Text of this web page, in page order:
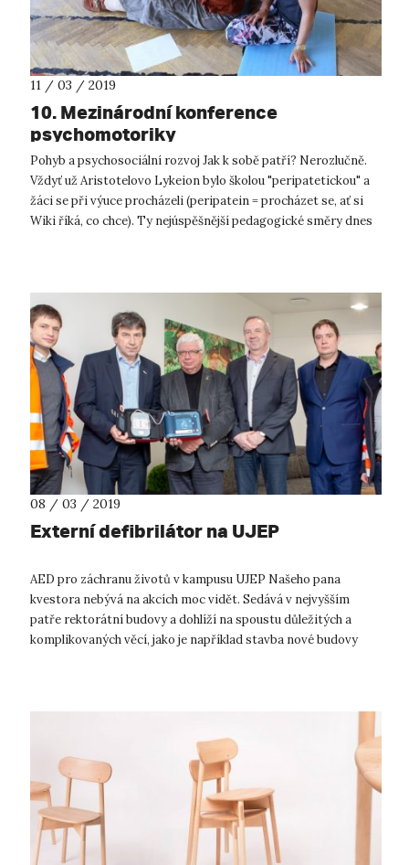
11 / 03 / 2019
10. Mezinárodní konference
psychomotoriky
Pohyb a psychosociální rozvoj Jak k sobě patří? Nerozlučně.
Vždyť už Aristotelovo Lykeion bylo školou "peripatetickou" a
žáci se při výuce procházeli (peripatein = procházet se, ať si
Wiki říká, co chce). Ty nejúspěšnější pedagogické směry dnes
08 / 03 / 2019
Externí defibrilátor na UJEP
AED pro záchranu životů v kampusu UJEP Našeho pana
kvestora nebývá na akcích moc vidět. Sedává v nejvyšším
patře rektorátní budovy a dohlíží na spoustu důležitých a
komplikovaných věcí, jako je například stavba nové budovy